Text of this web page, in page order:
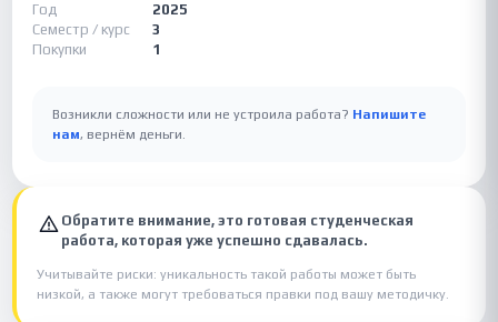
Год
2025
Семестр / курс
3
Покупки
1
Возникли сложности или не устроила работа? Напишите
нам, вернём деньги.
Обратите внимание, это готовая студенческая
работа, которая уже успешно сдавалась.
Учитывайте риски: уникальность такой работы может быть
низкой, а также могут требоваться правки под вашу методичку.